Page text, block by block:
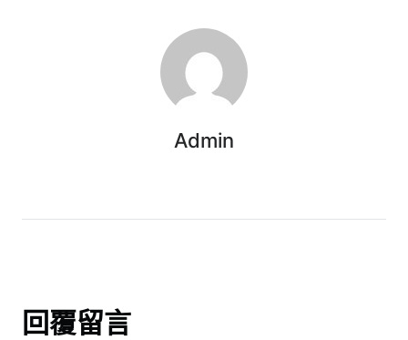
Admin
回覆留言